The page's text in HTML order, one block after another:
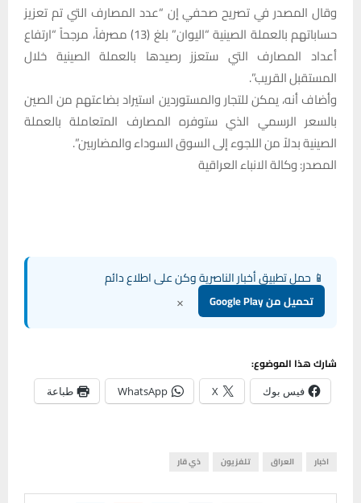
وقال المصدر في تصريح صحفي إن “عدد المصارف التي تم تعزيز
حساباتهم بالعملة الصينية “اليوان” بلغ (13) مصرفاً، مرجحاً “ارتفاع
أعداد المصارف التي ستعزز رصيدها بالعملة الصينية خلال
المستقبل القريب”.
وأضاف أنه، يمكن للتجار والمستوردين استيراد بضاعتهم من الصين
بالسعر الرسمي الذي ستوفره المصارف المتعاملة بالعملة
الصينية بدلاً من اللجوء إلى السوق السوداء والمضاربين”.
المصدر: وكالة الانباء العراقية
📱 حمل تطبيق أخبار الناصرية وكن على اطلاع دائم
تحميل من Google Play ×
شارك هذا الموضوع:
فيس بوك X
WhatsApp طباعة
اخبار العراق تلفزيون ذي قار